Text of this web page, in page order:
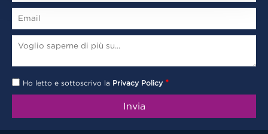
Ho letto e sottoscrivo la Privacy Policy *